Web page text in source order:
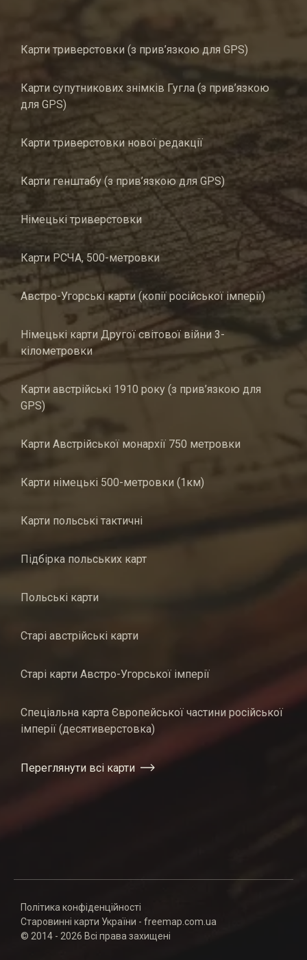
Карти триверстовки (з прив’язкою для GPS)
Карти супутникових знімків Гугла (з прив’язкою
для GPS)
Карти триверстовки нової редакції
Карти генштабу (з прив’язкою для GPS)
Німецькі триверстовки
Карти РСЧА, 500-метровки
Австро-Угорські карти (копії російської імперії)
Німецькі карти Другої світової війни 3-
кілометровки
Карти австрійські 1910 року (з прив’язкою для
GPS)
Карти Австрійської монархії 750 метровки
Карти німецькі 500-метровки (1км)
Карти польські тактичні
Підбірка польських карт
Польські карти
Старі австрійські карти
Старі карти Австро-Угорської імперії
Спеціальна карта Європейської частини російської
імперії (десятиверстовка)
Переглянути всі карти
Політика конфіденційності
Старовинні карти України - freemap.com.ua
© 2014 - 2026 Всі права захищені